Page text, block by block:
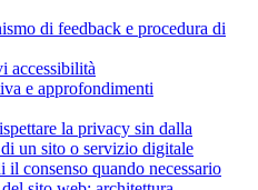
di feedback e procedura di
accessibilità
e approfondimenti
la privacy sin dalla
un sito o servizio digitale
il consenso quando necessario